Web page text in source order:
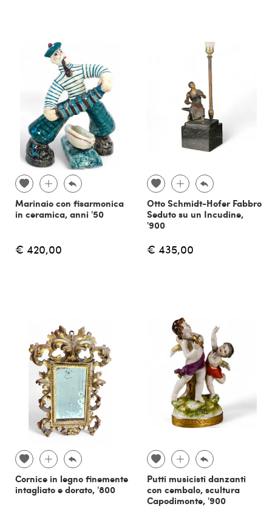
Marinaio con fisarmonica
in ceramica, anni '50
€ 420,00
Otto Schmidt-Hofer Fabbro
Seduto su un Incudine,
'900
€ 435,00
Cornice in legno finemente
intagliato e dorato, '800
Putti musicisti danzanti
con cembalo, scultura
Capodimonte, '900